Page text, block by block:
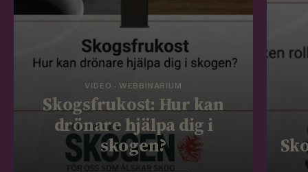
VIDEO - WEBBINARIUM
Skogsfrukost: Hur kan
drönare hjälpa dig i
skogen?